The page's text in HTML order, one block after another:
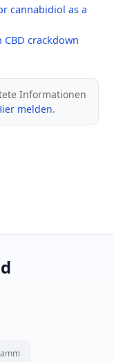
cannabidiol as a
CBD crackdown
Informationen
melden.